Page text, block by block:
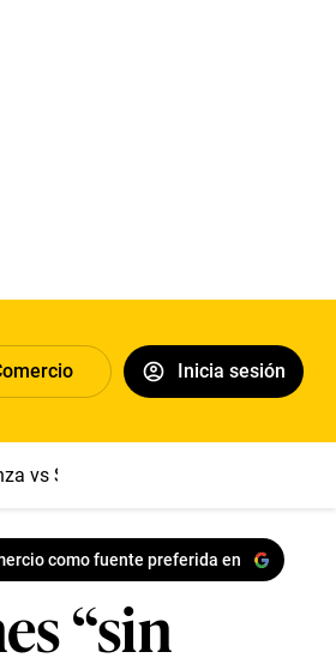
Inicia sesión
vs Sport Boys
como fuente preferida en
“sin